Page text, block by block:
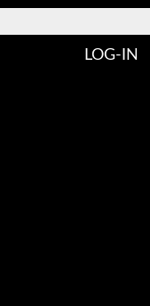
LOG-IN